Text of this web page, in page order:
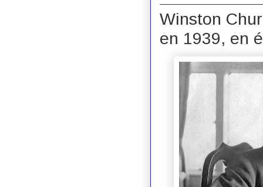
Winston
en 1939, en